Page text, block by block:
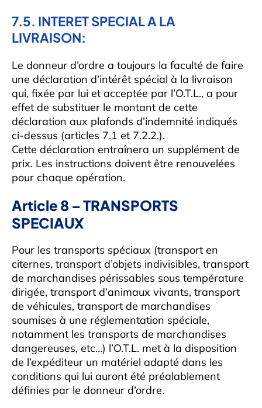
7.5. INTERET SPECIAL A LA
LIVRAISON:
Le donneur d’ordre a toujours la faculté de faire
une déclaration d’intérêt spécial à la livraison
qui, fixée par lui et acceptée par l’O.T.L., a pour
effet de substituer le montant de cette
déclaration aux plafonds d’indemnité indiqués
ci-dessus (articles 7.1 et 7.2.2.).
Cette déclaration entraînera un supplément de
prix. Les instructions doivent être renouvelées
pour chaque opération.
Article 8 – TRANSPORTS
SPECIAUX
Pour les transports spéciaux (transport en
citernes, transport d’objets indivisibles, transport
de marchandises périssables sous température
dirigée, transport d’animaux vivants, transport
de véhicules, transport de marchandises
soumises à une réglementation spéciale,
notamment les transports de marchandises
dangereuses, etc…) l’O.T.L. met à la disposition
de l’expéditeur un matériel adapté dans les
conditions qui lui auront été préalablement
définies par le donneur d’ordre.